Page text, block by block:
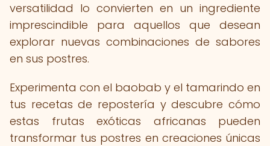
versatilidad lo convierten en un ingrediente
imprescindible para aquellos que desean
explorar nuevas combinaciones de sabores
en sus postres.
Experimenta con el baobab y el tamarindo en
tus recetas de repostería y descubre cómo
estas frutas exóticas africanas pueden
transformar tus postres en creaciones únicas